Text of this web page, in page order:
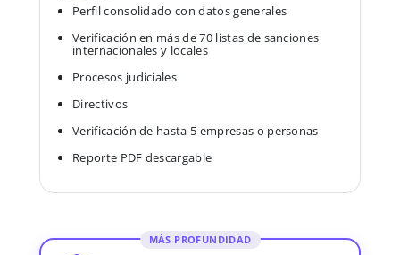
Perfil consolidado con datos generales
Verificación en más de 70 listas de sanciones
internacionales y locales
Procesos judiciales
Directivos
Verificación de hasta 5 empresas o personas
Reporte PDF descargable
MÁS PROFUNDIDAD